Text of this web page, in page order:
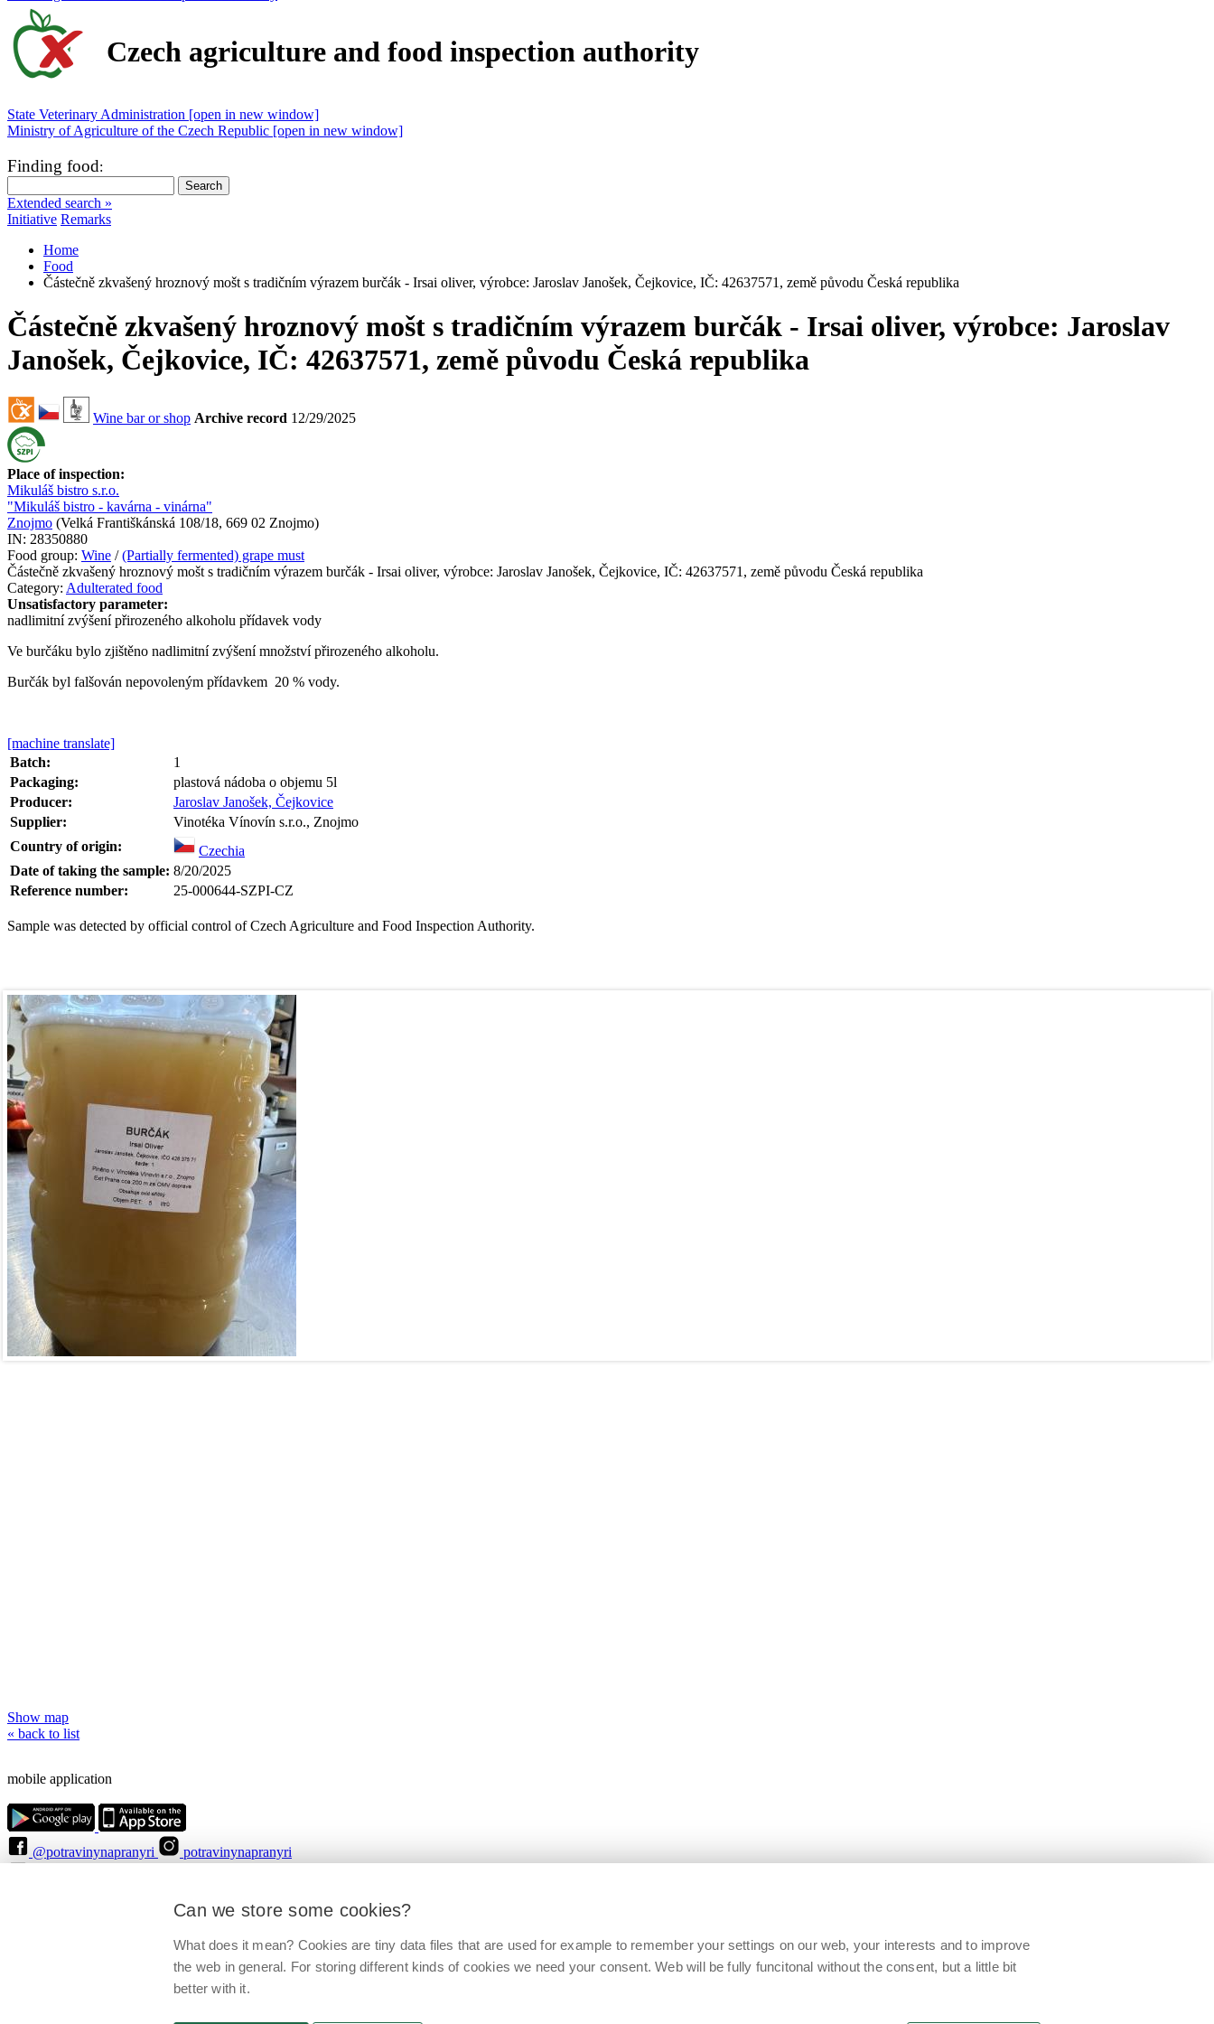
Czech agriculture and food inspection authority
State Veterinary Administration [open in new window]
Ministry of Agriculture of the Czech Republic [open in new window]
Finding food:
Extended search »
Initiative Remarks
Home
Food
Částečně zkvašený hroznový mošt s tradičním výrazem burčák - Irsai oliver, výrobce: Jaroslav Janošek, Čejkovice, IČ: 42637571, země původu Česká republika
Částečně zkvašený hroznový mošt s tradičním výrazem burčák - Irsai oliver, výrobce: Jaroslav
Janošek, Čejkovice, IČ: 42637571, země původu Česká republika
Wine bar or shop Archive record 12/29/2025
Place of inspection:
Mikuláš bistro s.r.o.
"Mikuláš bistro - kavárna - vinárna"
Znojmo (Velká Františkánská 108/18, 669 02 Znojmo)
IN: 28350880
Food group: Wine /(Partially fermented) grape must
Částečně zkvašený hroznový mošt s tradičním výrazem burčák - Irsai oliver, výrobce: Jaroslav Janošek, Čejkovice, IČ: 42637571, země původu Česká republika
Category: Adulterated food
Unsatisfactory parameter:
nadlimitní zvýšení přirozeného alkoholu přídavek vody
Ve burčáku bylo zjištěno nadlimitní zvýšení množství přirozeného alkoholu.
Burčák byl falšován nepovoleným přídavkem 20 % vody.
[machine translate]
Batch:
1
Packaging:
plastová nádoba o objemu 5l
Producer:
Jaroslav Janošek, Čejkovice
Supplier:
Vinotéka Vínovín s.r.o., Znojmo
Country of origin:
Czechia
Date of taking the sample: 8/20/2025
Reference number:
25-000644-SZPI-CZ
Sample was detected by official control of Czech Agriculture and Food Inspection Authority.
Show map
« back to list
mobile application
@potravinynapranyri
potravinynapranyri
epodatelna
szpi.gov.cz
IČO: 75014149, DIČ: CZ75014149
Cookies settings
Can we store some cookies?
What does it mean? Cookies are tiny data files that are used for example to remember your settings on our web, your interests and to improve
the web in general. For storing different kinds of cookies we need your consent. Web will be fully funcitonal without the consent, but a little bit
better with it.